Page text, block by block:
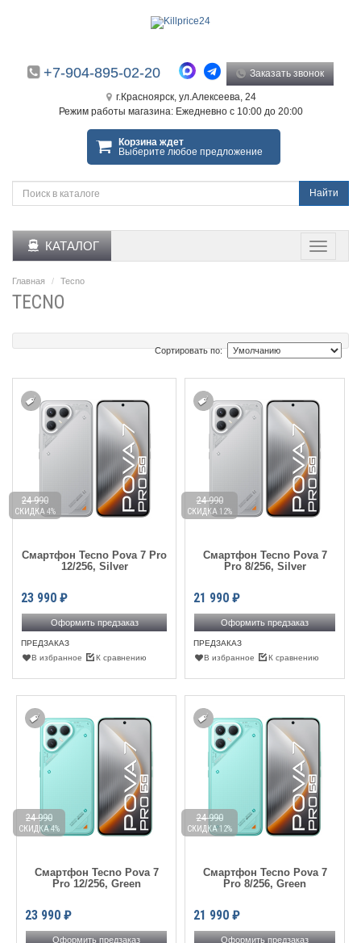
+7-904-895-02-20 Заказать звонок
г.Красноярск, ул.Алексеева, 24
Режим работы магазина: Ежедневно с 10:00 до 20:00
Корзина ждет
Выберите любое предложение
Найти
КАТАЛОГ
Главная Tecno
TECNO
Сортировать по:
Смартфон Tecno Pova 7 Pro
12/256, Silver
23 990 ₽
24 990
СКИДКА 4%
Оформить предзаказ
ПРЕДЗАКАЗ
В избранное
К сравнению
Смартфон Tecno Pova 7
Pro 8/256, Silver
21 990 ₽
24 990
СКИДКА 12%
Оформить предзаказ
ПРЕДЗАКАЗ
В избранное
К сравнению
Смартфон Tecno Pova 7
Pro 12/256, Green
23 990 ₽
24 990
СКИДКА 4%
Оформить предзаказ
Смартфон Tecno Pova 7
Pro 8/256, Green
21 990 ₽
24 990
СКИДКА 12%
Оформить предзаказ